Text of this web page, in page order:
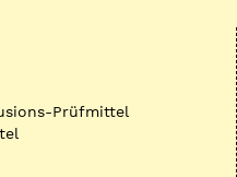
Prüfmittel